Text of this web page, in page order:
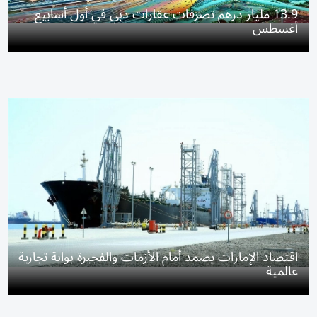
13.9 مليار درهم تصرفات عقارات دبي في أول أسابيع
أغسطس
اقتصاد الإمارات يصمد أمام الأزمات والفجيرة بوابة تجارية
عالمية